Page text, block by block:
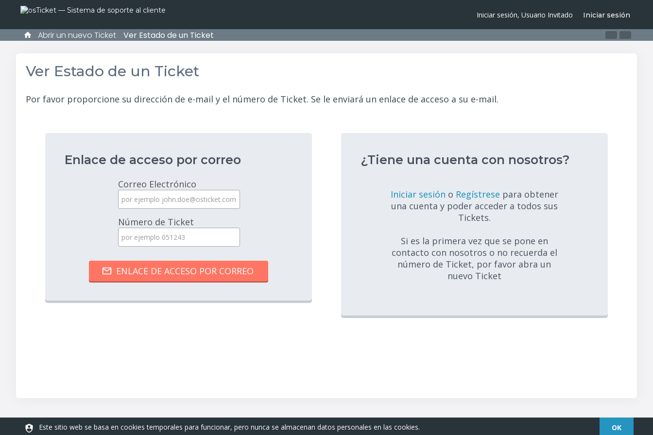
Iniciar sesión, Usuario Invitado Iniciar sesión
Abrir un nuevo Ticket Ver Estado de un Ticket
Ver Estado de un Ticket
Por favor proporcione su dirección de e-mail y el número de Ticket. Se le enviará un enlace de acceso a su e-mail.
Enlace de acceso por correo
Correo Electrónico
Número de Ticket
¿Tiene una cuenta con nosotros?
Iniciar sesión o Regístrese para obtener
una cuenta y poder acceder a todos sus
Tickets.
Si es la primera vez que se pone en
contacto con nosotros o no recuerda el
número de Ticket, por favor abra un
nuevo Ticket
Este sitio web se basa en cookies temporales para funcionar, pero nunca se almacenan datos personales en las cookies. OK